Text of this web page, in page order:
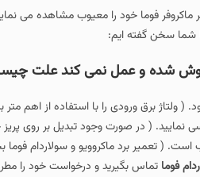
ماکروفر فوما خود را معیوب مشاهده می
شما سخن گفته ایم:
شده و عمل نمی کند علت
برق ورودی را با استفاده از اهم متر بررسی
نمایید. ( در صورت وجود تبدیل بر روی
است. ( تعمیر برد ماکروویو و سولاردام
فوما تماس بگیرید و درخواست خود را